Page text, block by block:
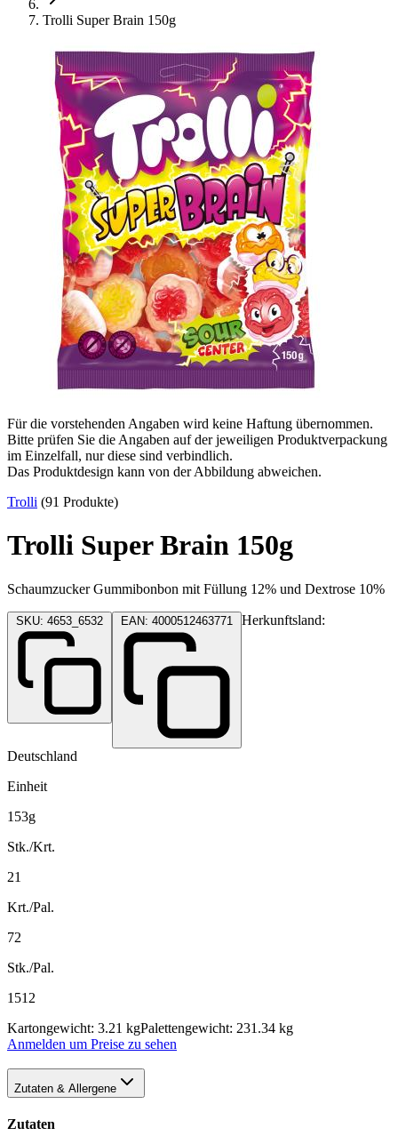
Trolli Super Brain 150g
Für die vorstehenden Angaben wird keine Haftung übernommen.
Bitte prüfen Sie die Angaben auf der jeweiligen Produktverpackung
im Einzelfall, nur diese sind verbindlich.
Das Produktdesign kann von der Abbildung abweichen.
Trolli (91 Produkte)
Trolli Super Brain 150g
Schaumzucker Gummibonbon mit Füllung 12% und Dextrose 10%
Herkunftsland:
Deutschland
Einheit
153g
Stk./Krt.
21
Krt./Pal.
72
Stk./Pal.
1512
Kartongewicht: 3.21 kgPalettengewicht: 231.34 kg
Anmelden um Preise zu sehen
Zutaten & Allergene
Zutaten